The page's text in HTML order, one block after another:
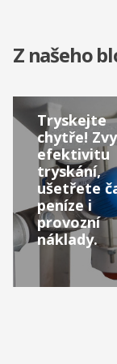
Z našeho
Tryskejte
chytře!
efektivitu
tryskání,
ušetřete
peníze i
provozní
náklady.